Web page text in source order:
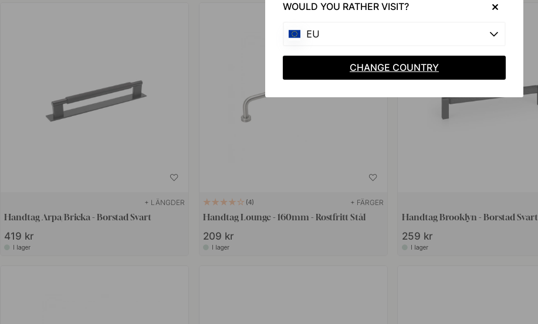
+ LÄNGDER
Handtag Arpa/Bricka - Borstad Svart
419 kr
I lager
4 + FÄRGER
Handtag Lounge - 160mm - Rostfritt Stål
209 kr
I lager
Handtag Brooklyn - Borstad Svart
259 kr
I lager
WOULD YOU RATHER VISIT?
EU
CHANGE COUNTRY